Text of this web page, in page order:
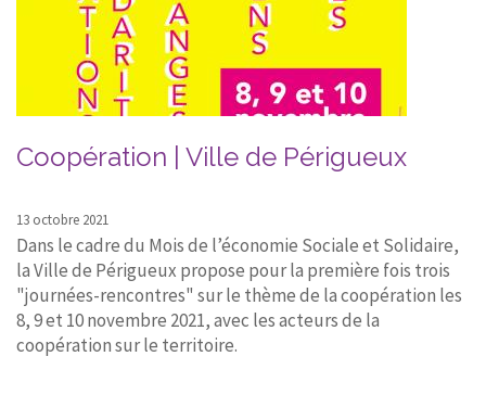
Coopération | Ville de Périgueux
13 octobre 2021
Dans le cadre du Mois de l’économie Sociale et Solidaire,
la Ville de Périgueux propose pour la première fois trois
"journées-rencontres" sur le thème de la coopération les
8, 9 et 10 novembre 2021, avec les acteurs de la
coopération sur le territoire.